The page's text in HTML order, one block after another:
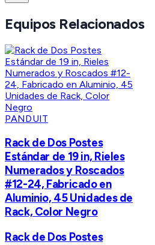
Equipos Relacionados
PANDUIT
Rack de Dos Postes
Estándar de 19 in, Rieles
Numerados y Roscados
#12-24, Fabricado en
Aluminio, 45 Unidades de
Rack, Color Negro
Rack de Dos Postes